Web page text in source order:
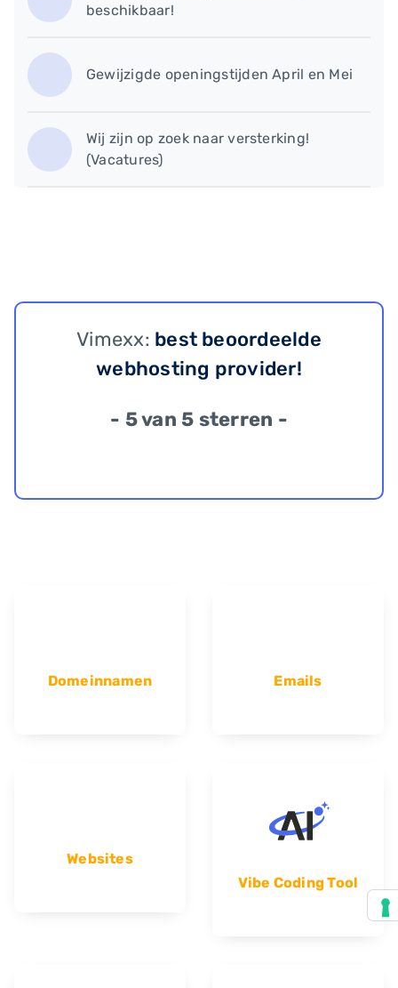
beschikbaar!
Gewijzigde openingstijden April en Mei
Wij zijn op zoek naar versterking!
(Vacatures)
Vimexx: best beoordeelde
webhosting provider!
- 5 van 5 sterren -
Domeinnamen Emails
Websites
Vibe Coding Tool